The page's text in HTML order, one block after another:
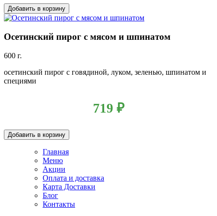
Добавить в корзину
Осетинский пирог с мясом и шпинатом
600 г.
осетинский пирог с говядиной, луком, зеленью, шпинатом и
специями
719 ₽
Добавить в корзину
Главная
Меню
Акции
Оплата и доставка
Карта Доставки
Блог
Контакты